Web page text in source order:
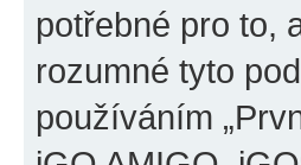
potřebné pro to,
rozumné tyto
používáním